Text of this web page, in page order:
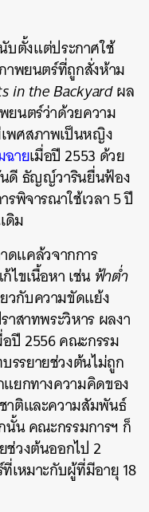
ตั้งแต่ประกาศใช้
พยนตร์ที่ถูกสั่งห้าม
in the Backyardผล
นตร์ว่าด้วยความ
พศสภาพเป็นหญิง
ฉายเมื่อปี 2553 ด้วย
ดี ธัญญ์วารินยื่นฟ้อง
พิจารณาใช้เวลา 5 ปี
ดิม
แคล้วจากการ
ไขเนื้อหา เช่นฟ้าต่ำ
วกับความขัดแย้ง
าสาทพระวิหาร ผลงา
ปี 2556 คณะกรรม
รรยายช่วงต้นไม่ถูก
ยกทางความคิดของ
าติและความสัมพันธ์
นั้น คณะกรรมการฯ ก็
ช่วงต้นออกไป 2
เหมาะกับผู้ที่มีอายุ 18